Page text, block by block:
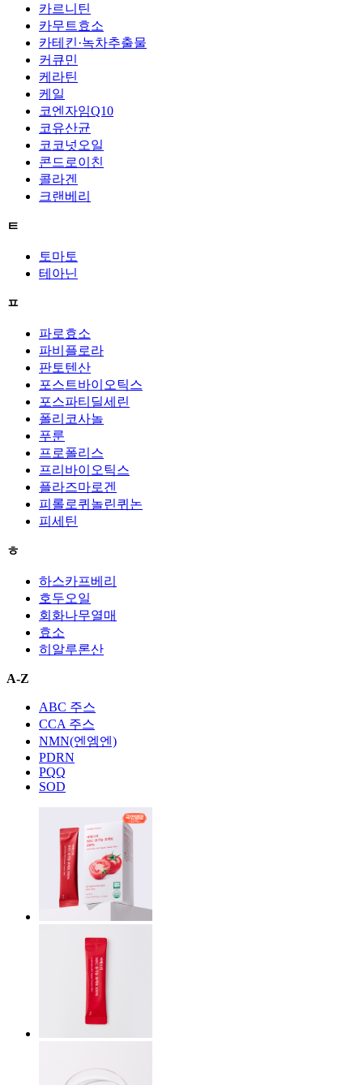
카르니틴
카무트효소
카테킨·녹차추출물
커큐민
케라틴
케일
코엔자임Q10
코유산균
코코넛오일
콘드로이친
콜라겐
크랜베리
ㅌ
토마토
테아닌
ㅍ
파로효소
파비플로라
판토텐산
포스트바이오틱스
포스파티딜세린
폴리코사놀
푸룬
프로폴리스
프리바이오틱스
플라즈마로겐
피롤로퀴놀린퀴논
피세틴
ㅎ
하스카프베리
호두오일
회화나무열매
효소
히알루론산
A-Z
ABC 주스
CCA 주스
NMN(엔엠엔)
PDRN
PQQ
SOD